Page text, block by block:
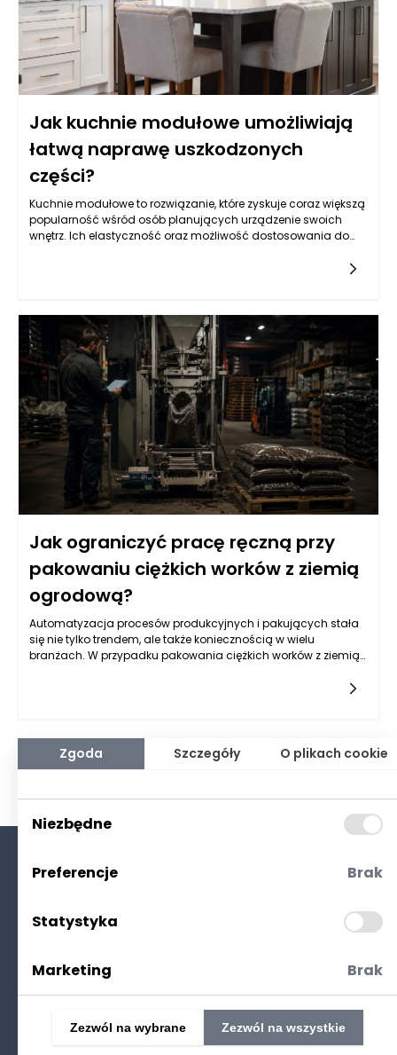
Jak kuchnie modułowe umożliwiają
łatwą naprawę uszkodzonych
części?
Kuchnie modułowe to rozwiązanie, które zyskuje coraz większą
popularność wśród osób planujących urządzenie swoich
wnętrz. Ich elastyczność oraz możliwość dostosowania do
ale to nie wszystko, co oferują. Jednym z kluczowych atutów
przemyślanym rozwiązaniom, klienci mogą zminimalizować
czas i koszty związane z naprawami, co czyni ten wybór
bardzo korzystnym w dłuższej perspektywie.
Jak ograniczyć pracę ręczną przy
pakowaniu ciężkich worków z ziemią
ogrodową?
Automatyzacja procesów produkcyjnych i pakujących stała
się nie tylko trendem, ale także koniecznością w wielu
branżach. W przypadku pakowania ciężkich worków z ziemią
zminimalizować wysiłek fizyczny pracowników, co prowadzi
do zwiększenia wydajności i obniżenia kosztów operacyjnych.
Zastosowanie technologii w tym obszarze nie tylko wpływa na
która dzięki precyzyjnym maszynom jest na wyższym
poziomie. Automatyzacja pozwala na osiągnięcie stałych,
powtarzalnych wyników, a także na lepsze zarządzanie
rosnącego zatrudnienia.
Polityka prywatności
Zgoda Szczegóły O plikach cookie
Niezbędne
Preferencje Brak
Statystyka
Marketing Brak
Zezwól na wybrane Zezwól na wszystkie